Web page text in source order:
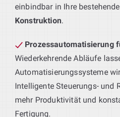
einbindbar in Ihre bestehende
Konstruktion.
Prozessautomatisierung
Wiederkehrende Abläufe
Automatisierungssysteme
Intelligente Steuerungs- und
mehr Produktivität und
Fertigung.